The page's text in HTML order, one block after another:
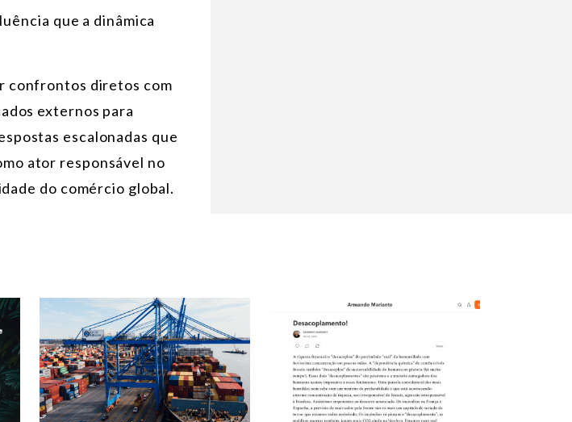
que a dinâmica
confrontos diretos com
externos para
escalonadas que
ator responsável no
do comércio global.